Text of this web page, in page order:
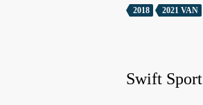
2018 2021 VAN
Swift Sport